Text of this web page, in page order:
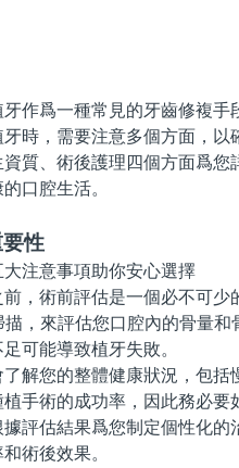
爲一種常見的牙齒修複手
時，需要注意多個方面，
質、術後護理四個方面爲
口腔生活。
性
術前評估是一個必不可少
，來評估您口腔內的骨量
可能導致植牙失敗。
您的整體健康狀況，包括
手術的成功率，因此務必要
估結果爲您制定個性化的
術後效果。